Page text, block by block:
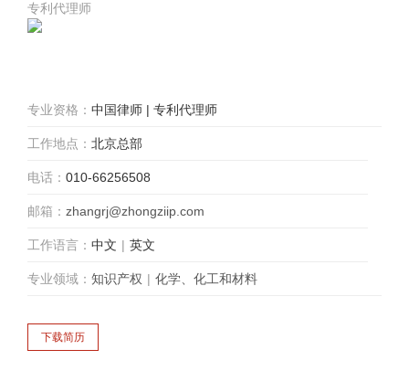
专利代理师
专业资格： 中国律师 | 专利代理师
工作地点： 北京总部
电话： 010-66256508
邮箱： zhangrj@zhongziip.com
工作语言： 中文 | 英文
专业领域： 知识产权 | 化学、化工和材料